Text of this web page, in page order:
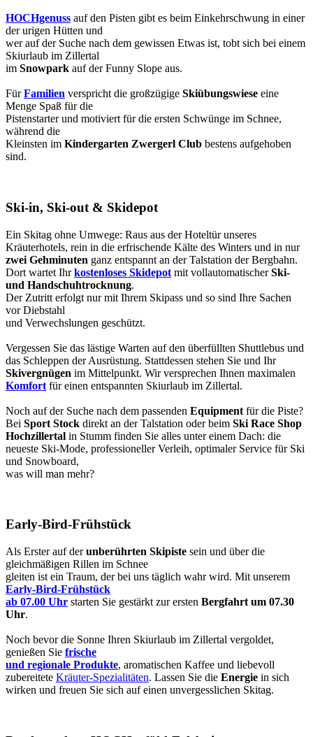
HOCHgenuss auf den Pisten gibt es beim Einkehrschwung in einer
der urigen Hütten und
wer auf der Suche nach dem gewissen Etwas ist, tobt sich bei einem
Skiurlaub im Zillertal
im Snowpark auf der Funny Slope aus.
FürFamilien verspricht die großzügige Skiübungswiese eine
Menge Spaß für die
Pistenstarter und motiviert für die ersten Schwünge im Schnee,
während die
Kleinsten im Kindergarten Zwergerl Club bestens aufgehoben
sind.
Ski-in, Ski-out & Skidepot
Ein Skitag ohne Umwege: Raus aus der Hoteltür unseres
Kräuterhotels, rein in die erfrischende Kälte des Winters und in nur
zwei Gehminuten ganz entspannt an der Talstation der Bergbahn.
Dort wartet Ihrkostenloses Skidepot mit vollautomatischerSki-
und Handschuhtrocknung.
Der Zutritt erfolgt nur mit Ihrem Skipass und so sind Ihre Sachen
vor Diebstahl
und Verwechslungen geschützt.
Vergessen Sie das lästige Warten auf den überfüllten Shuttlebus und
das Schleppen der Ausrüstung. Stattdessen stehen Sie und Ihr
Skivergnügen im Mittelpunkt. Wir versprechen Ihnen maximalen
Komfort für einen entspannten Skiurlaub im Zillertal.
Noch auf der Suche nach dem passenden Equipment für die Piste?
Bei Sport Stock direkt an der Talstation oder beim Ski Race Shop
Hochzillertal in Stumm finden Sie alles unter einem Dach: die
neueste Ski-Mode, professioneller Verleih, optimaler Service für Ski
und Snowboard,
was will man mehr?
Early-Bird-Frühstück
Als Erster auf derunberührten Skipiste sein und über die
gleichmäßigen Rillen im Schnee
gleiten ist ein Traum, der bei uns täglich wahr wird. Mit unserem
Early-Bird-Frühstück
ab 07.00 Uhr starten Sie gestärkt zur ersten Bergfahrt um 07.30
Uhr.
Noch bevor die Sonne Ihren Skiurlaub im Zillertal vergoldet,
genießen Sie frische
und regionale Produkte, aromatischen Kaffee und liebevoll
zubereitete Kräuter-Spezialitäten. Lassen Sie die Energie in sich
wirken und freuen Sie sich auf einen unvergesslichen Skitag.